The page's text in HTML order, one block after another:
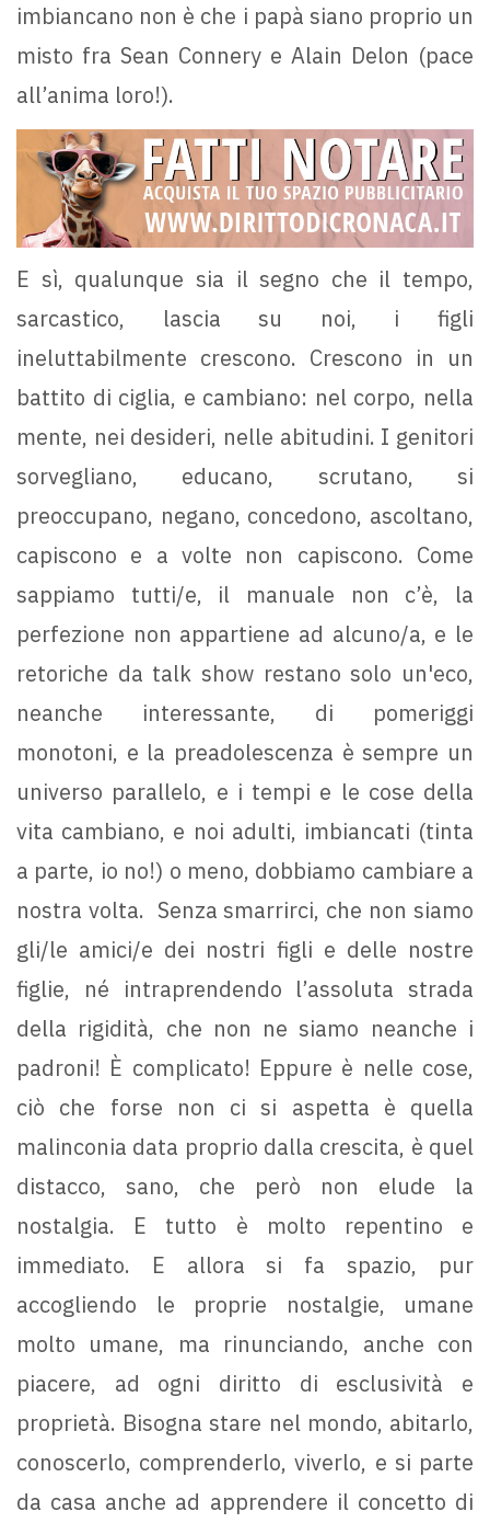
imbiancano non è che i papà siano proprio un
misto fra Sean Connery e Alain Delon (pace
all’anima loro!).
E sì, qualunque sia il segno che il tempo,
sarcastico, lascia su noi, i figli
ineluttabilmente crescono. Crescono in un
battito di ciglia, e cambiano: nel corpo, nella
mente, nei desideri, nelle abitudini. I genitori
sorvegliano, educano, scrutano, si
preoccupano, negano, concedono, ascoltano,
capiscono e a volte non capiscono. Come
sappiamo tutti/e, il manuale non c’è, la
perfezione non appartiene ad alcuno/a, e le
retoriche da talk show restano solo un'eco,
neanche interessante, di pomeriggi
monotoni, e la preadolescenza è sempre un
universo parallelo, e i tempi e le cose della
vita cambiano, e noi adulti, imbiancati (tinta
a parte, io no!) o meno, dobbiamo cambiare a
nostra volta. Senza smarrirci, che non siamo
gli/le amici/e dei nostri figli e delle nostre
figlie, né intraprendendo l’assoluta strada
della rigidità, che non ne siamo neanche i
padroni! È complicato! Eppure è nelle cose,
ciò che forse non ci si aspetta è quella
malinconia data proprio dalla crescita, è quel
distacco, sano, che però non elude la
nostalgia. E tutto è molto repentino e
immediato. E allora si fa spazio, pur
accogliendo le proprie nostalgie, umane
molto umane, ma rinunciando, anche con
piacere, ad ogni diritto di esclusività e
proprietà. Bisogna stare nel mondo, abitarlo,
conoscerlo, comprenderlo, viverlo, e si parte
da casa anche ad apprendere il concetto di